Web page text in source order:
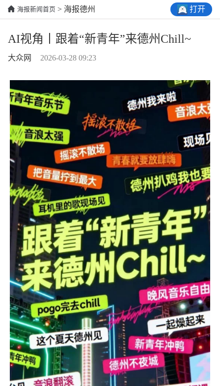
海报新闻首页 > 海报德州 打开
AI视角丨跟着“新青年”来德州Chill~
大众网 2026-03-28 09:23